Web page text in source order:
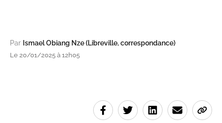
Par Ismael Obiang Nze (Libreville, correspondance)
Le 20/01/2025 à 12h05